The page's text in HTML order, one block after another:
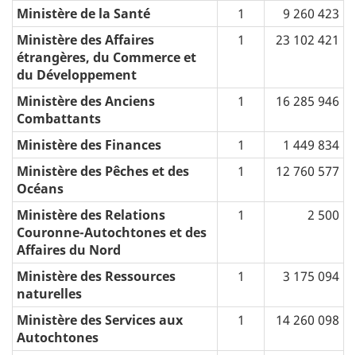
Ministère de la Santé
1
9 260 423
Ministère des Affaires
étrangères, du Commerce et
du Développement
1 23 102 421
Ministère des Anciens
Combattants
1 16 285 946
Ministère des Finances 1
1 449 834
Ministère des Pêches et des
Océans
1 12 760 577
Ministère des Relations
Couronne-Autochtones et des
Affaires du Nord
1 2 500
Ministère des Ressources
naturelles
1 3 175 094
Ministère des Services aux
Autochtones
1 14 260 098